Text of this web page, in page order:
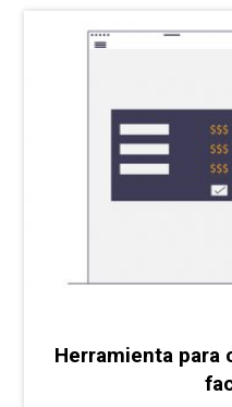
Herramienta para